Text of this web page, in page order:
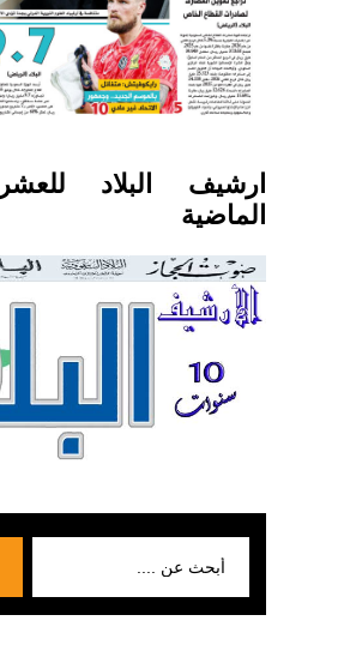
ارشيف البلاد
الماضية